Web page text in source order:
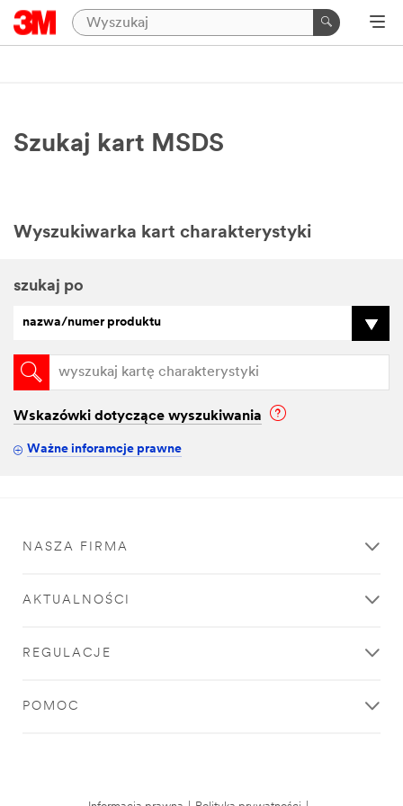
Szukaj kart MSDS
Wyszukiwarka kart charakterystyki
szukaj po
nazwa/numer produktu
Wskazówki dotyczące wyszukiwania
Ważne inforamcje prawne
NASZA FIRMA
AKTUALNOŚCI
REGULACJE
POMOC